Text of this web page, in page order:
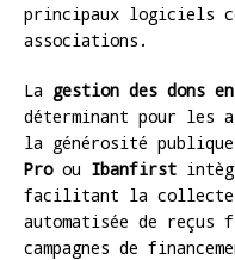
principaux logiciels
associations.
La gestion des dons
déterminant pour les
la générosité
Proou Ibanfirst
facilitant la collecte
automatisée de reçus
campagnes de